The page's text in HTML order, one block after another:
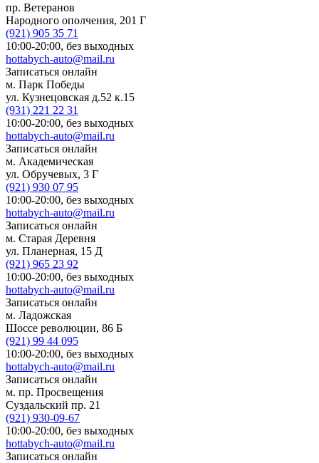
пр. Ветеранов
Народного ополчения, 201 Г
(921) 905 35 71
10:00-20:00, без выходных
hottabych-auto@mail.ru
Записаться онлайн
м. Парк Победы
ул. Кузнецовская д.52 к.15
(931) 221 22 31
10:00-20:00, без выходных
hottabych-auto@mail.ru
Записаться онлайн
м. Академическая
ул. Обручевых, 3 Г
(921) 930 07 95
10:00-20:00, без выходных
hottabych-auto@mail.ru
Записаться онлайн
м. Старая Деревня
ул. Планерная, 15 Д
(921) 965 23 92
10:00-20:00, без выходных
hottabych-auto@mail.ru
Записаться онлайн
м. Ладожская
Шоссе революции, 86 Б
(921) 99 44 095
10:00-20:00, без выходных
hottabych-auto@mail.ru
Записаться онлайн
м. пр. Просвещения
Суздальский пр. 21
(921) 930-09-67
10:00-20:00, без выходных
hottabych-auto@mail.ru
Записаться онлайн